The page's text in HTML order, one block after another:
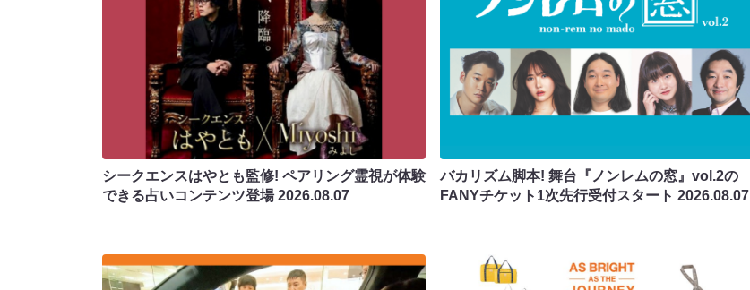
シークエンスはやとも監修! ペアリング霊視が体験
できる占いコンテンツ登場2026.08.07
バカリズム脚本! 舞台『ノンレムの窓』vol.2の
FANYチケット1次先行受付スタート2026.08.07